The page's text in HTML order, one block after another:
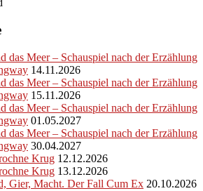
das Meer – Schauspiel nach der Erzählung
14.11.2026
das Meer – Schauspiel nach der Erzählung
15.11.2026
das Meer – Schauspiel nach der Erzählung
01.05.2027
das Meer – Schauspiel nach der Erzählung
30.04.2027
Krug 12.12.2026
Krug 13.12.2026
Gier, Macht. Der Fall Cum Ex 20.10.2026